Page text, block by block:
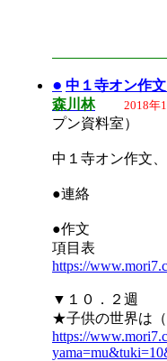
● 中１寺オン作
森川林
2018年
プン資料室）
中１寺オン作文
●連絡
●作文
項目表
https://
▼１０．２週
★子供の世界は（
https://